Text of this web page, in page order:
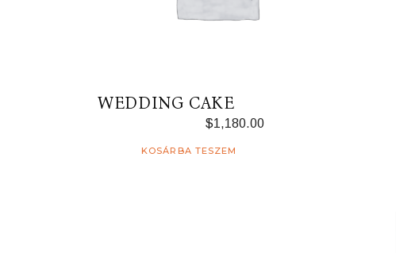
WEDDING CAKE
$1,180.00
KOSÁRBA TESZEM